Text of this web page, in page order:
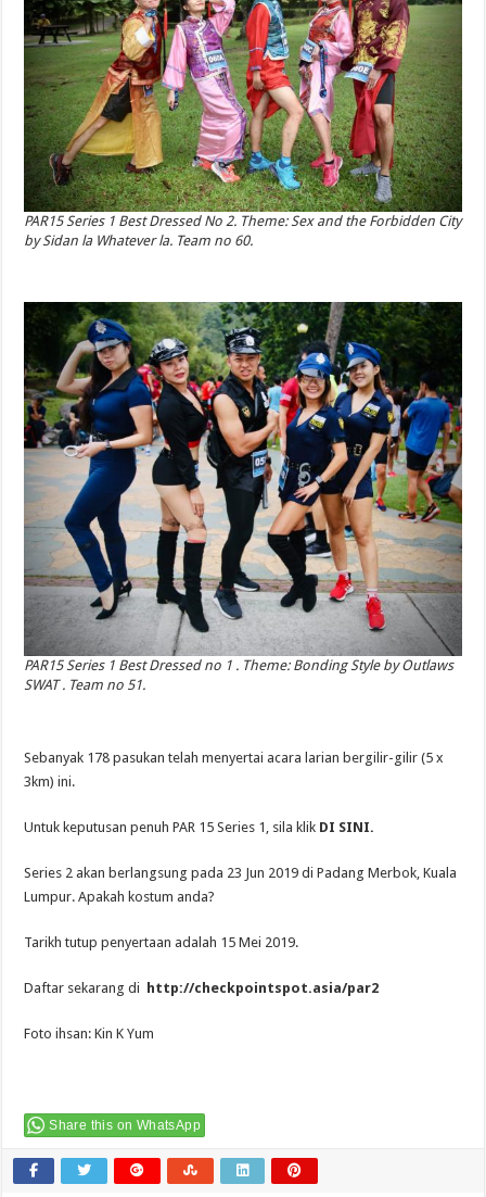
PAR15 Series 1 Best Dressed No 2. Theme: Sex and the Forbidden City
by Sidan la Whatever la. Team no 60.
PAR15 Series 1 Best Dressed no 1 . Theme: Bonding Style by Outlaws
SWAT . Team no 51.
Sebanyak 178 pasukan telah menyertai acara larian bergilir-gilir (5 x
3km) ini.
Untuk keputusan penuh PAR 15 Series 1, sila klik DI SINI.
Series 2 akan berlangsung pada 23 Jun 2019 di Padang Merbok, Kuala
Lumpur. Apakah kostum anda?
Tarikh tutup penyertaan adalah 15 Mei 2019.
Daftar sekarang di http://checkpointspot.asia/par2
Foto ihsan: Kin K Yum
Share this on WhatsApp